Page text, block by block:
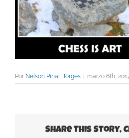
Por Nelson Pinal Borges | marzo 6th,
Share This Story,